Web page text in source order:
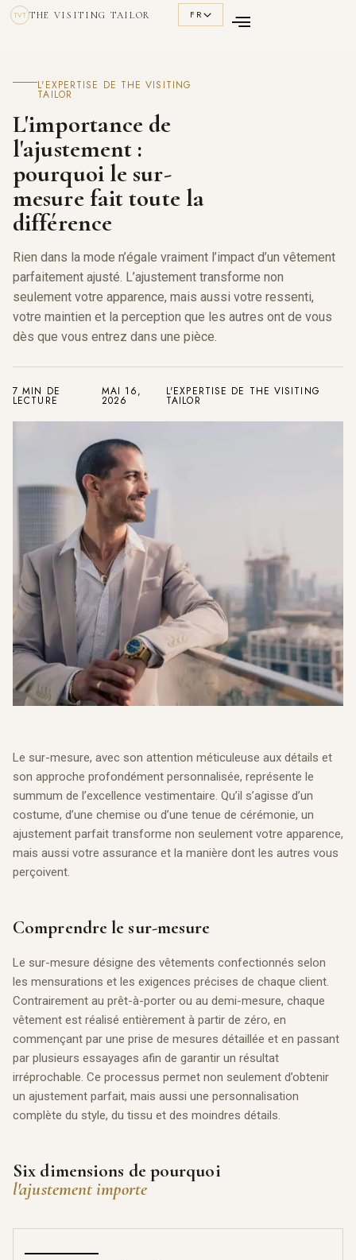
TVT THE VISITING TAILOR FR
L'EXPERTISE DE THE VISITING
TAILOR
L'importance de
l'ajustement :
pourquoi le sur-
mesure fait toute la
différence
Rien dans la mode n’égale vraiment l’impact d’un vêtement
parfaitement ajusté. L’ajustement transforme non
seulement votre apparence, mais aussi votre ressenti,
votre maintien et la perception que les autres ont de vous
dès que vous entrez dans une pièce.
7 MIN DE
LECTURE
MAI 16,
2026
L'EXPERTISE DE THE VISITING
TAILOR
Le sur-mesure, avec son attention méticuleuse aux détails et
son approche profondément personnalisée, représente le
summum de l’excellence vestimentaire. Qu’il s’agisse d’un
costume, d’une chemise ou d’une tenue de cérémonie, un
ajustement parfait transforme non seulement votre apparence,
mais aussi votre assurance et la manière dont les autres vous
perçoivent.
Comprendre le sur-mesure
Le sur-mesure désigne des vêtements confectionnés selon
les mensurations et les exigences précises de chaque client.
Contrairement au prêt-à-porter ou au demi-mesure, chaque
vêtement est réalisé entièrement à partir de zéro, en
commençant par une prise de mesures détaillée et en passant
par plusieurs essayages afin de garantir un résultat
irréprochable. Ce processus permet non seulement d’obtenir
un ajustement parfait, mais aussi une personnalisation
complète du style, du tissu et des moindres détails.
Six dimensions de pourquoi
l'ajustement importe